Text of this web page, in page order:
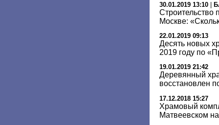
30.01.2019 13:10 |
Строительство
Москве:
22.01.2019 09:13
Десять новых
2019 году по
19.01.2019 21:42
Деревянный
восстановлен
17.12.2018 15:27
Храмовый
Матвеевском